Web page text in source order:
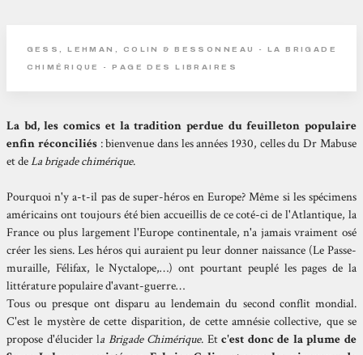
GESS, LEHMAN, COLIN & BESSONNEAU - LA BRIGADE
CHIMÉRIQUE - PAGE DES LIBRAIRES
La bd, les comics et la tradition perdue du feuilleton populaire
enfin réconciliés: bienvenue dans les années 1930, celles du Dr Mabuse
et deLa brigade chimérique.
Pourquoi n'y a-t-il pas de super-héros en Europe? Même si les spécimens
américains ont toujours été bien accueillis de ce coté-ci de l'Atlantique, la
France ou plus largement l'Europe continentale, n'a jamais vraiment osé
créer les siens. Les héros qui auraient pu leur donner naissance (Le Passe-
muraille, Félifax, le Nyctalope,…) ont pourtant peuplé les pages de la
littérature populaire d'avant-guerre…
Tous ou presque ont disparu au lendemain du second conflit mondial.
C'est le mystère de cette disparition, de cette amnésie collective, que se
propose d'élucider la Brigade Chimérique. Etc'est donc de la plume de